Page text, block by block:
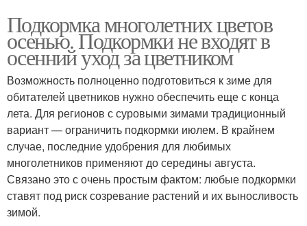
Подкормка многолетних цветов
осенью. Подкормки не входят в
осенний уход за цветником
Возможность полноценно подготовиться к зиме для
обитателей цветников нужно обеспечить еще с конца
лета. Для регионов с суровыми зимами традиционный
вариант — ограничить подкормки июлем. В крайнем
случае, последние удобрения для любимых
многолетников применяют до середины августа.
Связано это с очень простым фактом: любые подкормки
ставят под риск созревание растений и их выносливость
зимой.